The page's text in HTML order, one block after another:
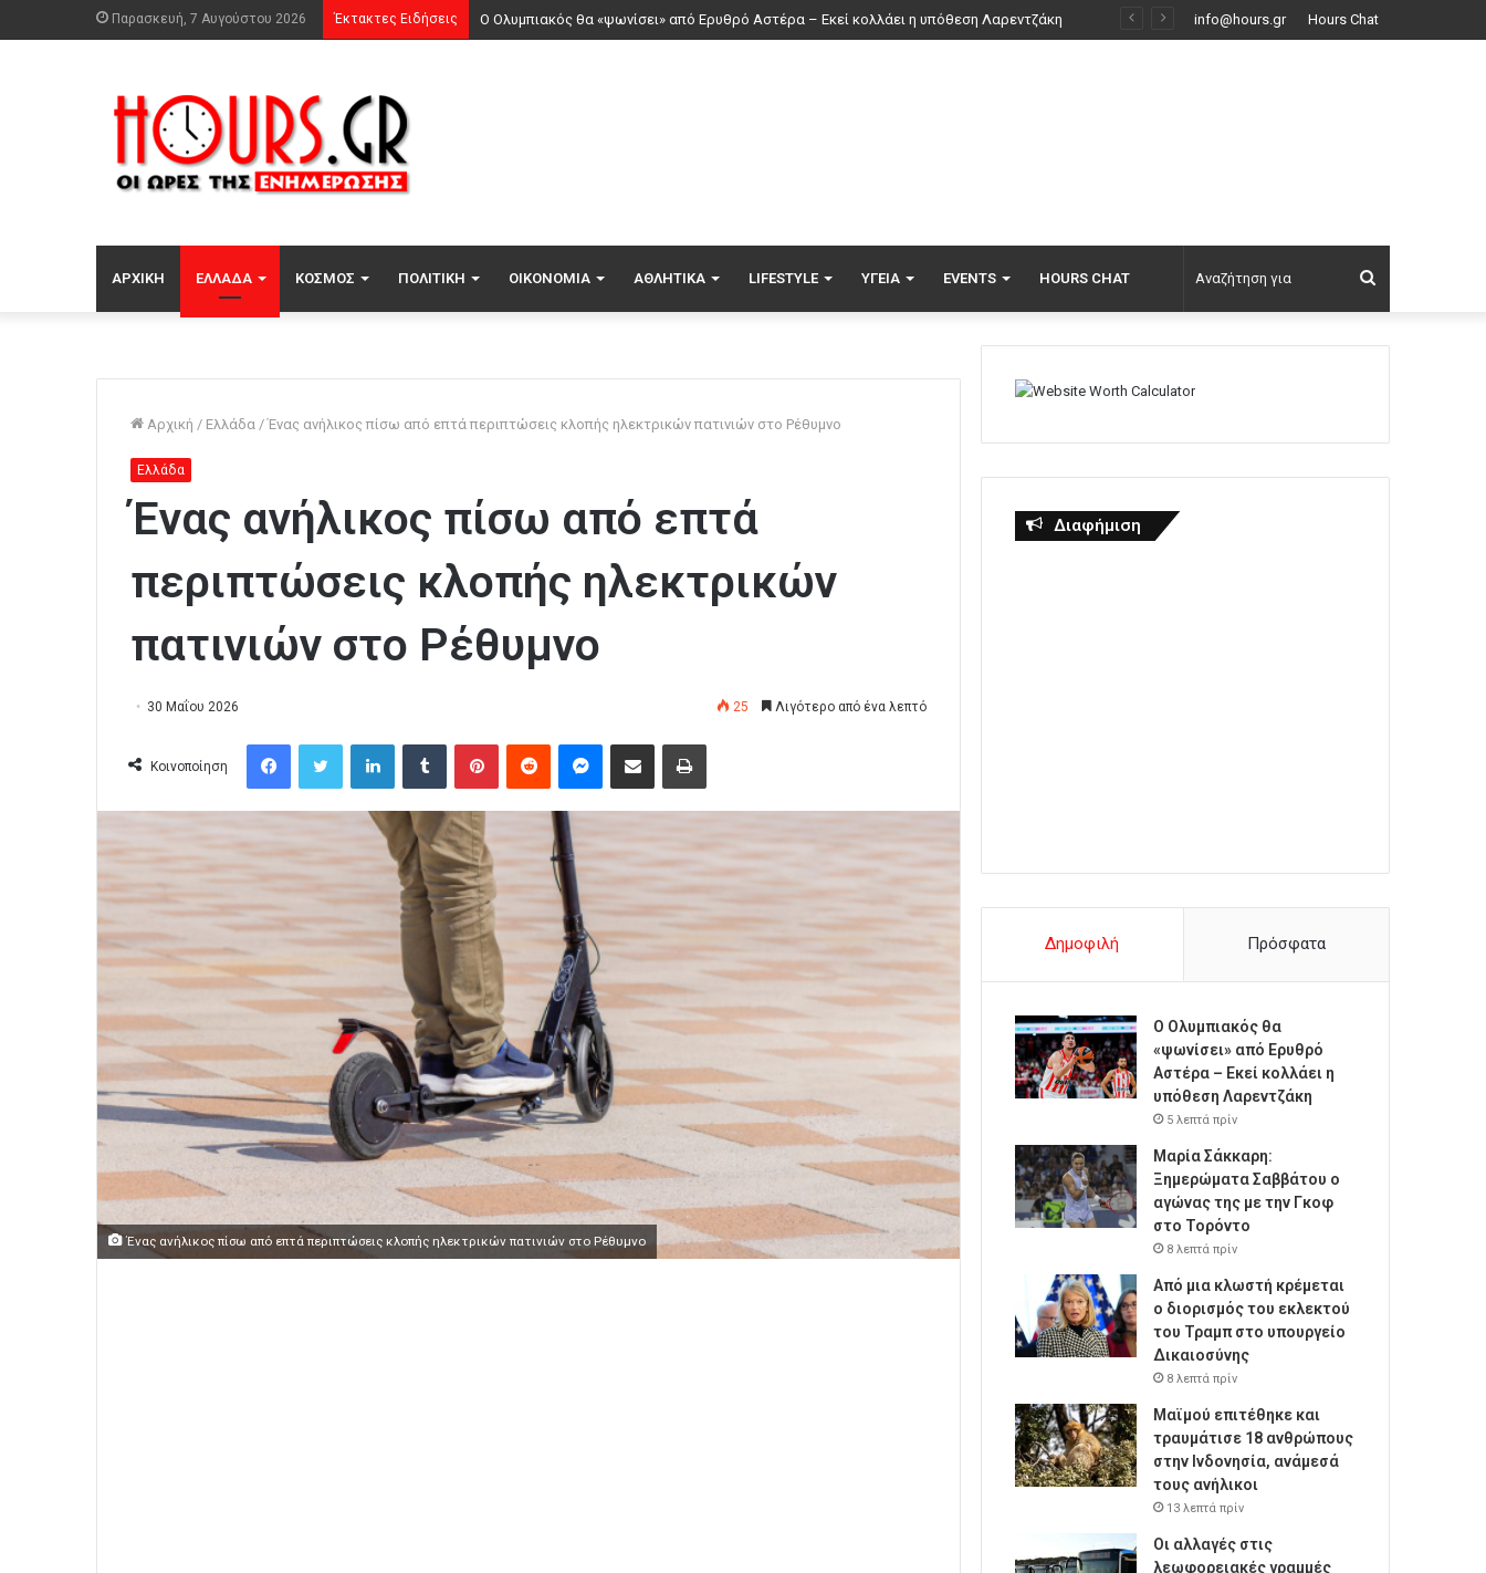
Παρασκευή, 7 Αυγούστου 2026 Έκτακτες Ειδήσεις Μαρία Σάκκαρη: Ξημερώματα Σαββάτου ο αγώνας της με την Γκοφ στο Τορόντο info@hours.gr Hours Chat
ΑΡΧΙΚΉ ΕΛΛΆΔΑ ΚΌΣΜΟΣ ΠΟΛΙΤΙΚΉ ΟΙΚΟΝΟΜΊΑ ΑΘΛΗΤΙΚΆ LIFESTYLE ΥΓΕΊΑ EVENTS HOURS CHAT
για
Αρχική / Ελλάδα / Ένας ανήλικος πίσω από επτά περιπτώσεις κλοπής ηλεκτρικών πατινιών στο Ρέθυμνο
Ελλάδα
Ένας ανήλικος πίσω από επτά
περιπτώσεις κλοπής ηλεκτρικών
πατινιών στο Ρέθυμνο
30 Μαΐου 2026 25 Λιγότερο από ένα λεπτό
Κοινοποίηση
Ένας ανήλικος πίσω από επτά περιπτώσεις κλοπής ηλεκτρικών πατινιών στο Ρέθυμνο
Διαφήμιση
Δημοφιλή Πρόσφατα
Ο Ολυμπιακός θα
«ψωνίσει» από Ερυθρό
Αστέρα – Εκεί κολλάει η
υπόθεση Λαρεντζάκη
5 λεπτά πρίν
Μαρία Σάκκαρη:
Ξημερώματα Σαββάτου ο
αγώνας της με την Γκοφ
στο Τορόντο
8 λεπτά πρίν
Από μια κλωστή κρέμεται
ο διορισμός του εκλεκτού
του Τραμπ στο υπουργείο
Δικαιοσύνης
8 λεπτά πρίν
Μαϊμού επιτέθηκε και
τραυμάτισε 18 ανθρώπους
στην Ινδονησία, ανάμεσά
τους ανήλικοι
13 λεπτά πρίν
Οι αλλαγές στις
λεωφορειακές γραμμές